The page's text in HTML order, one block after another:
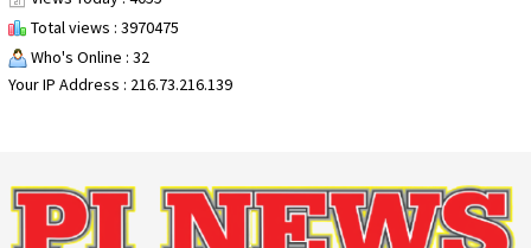
Total views : 3970475
Who's Online : 32
Your IP Address : 216.73.216.139